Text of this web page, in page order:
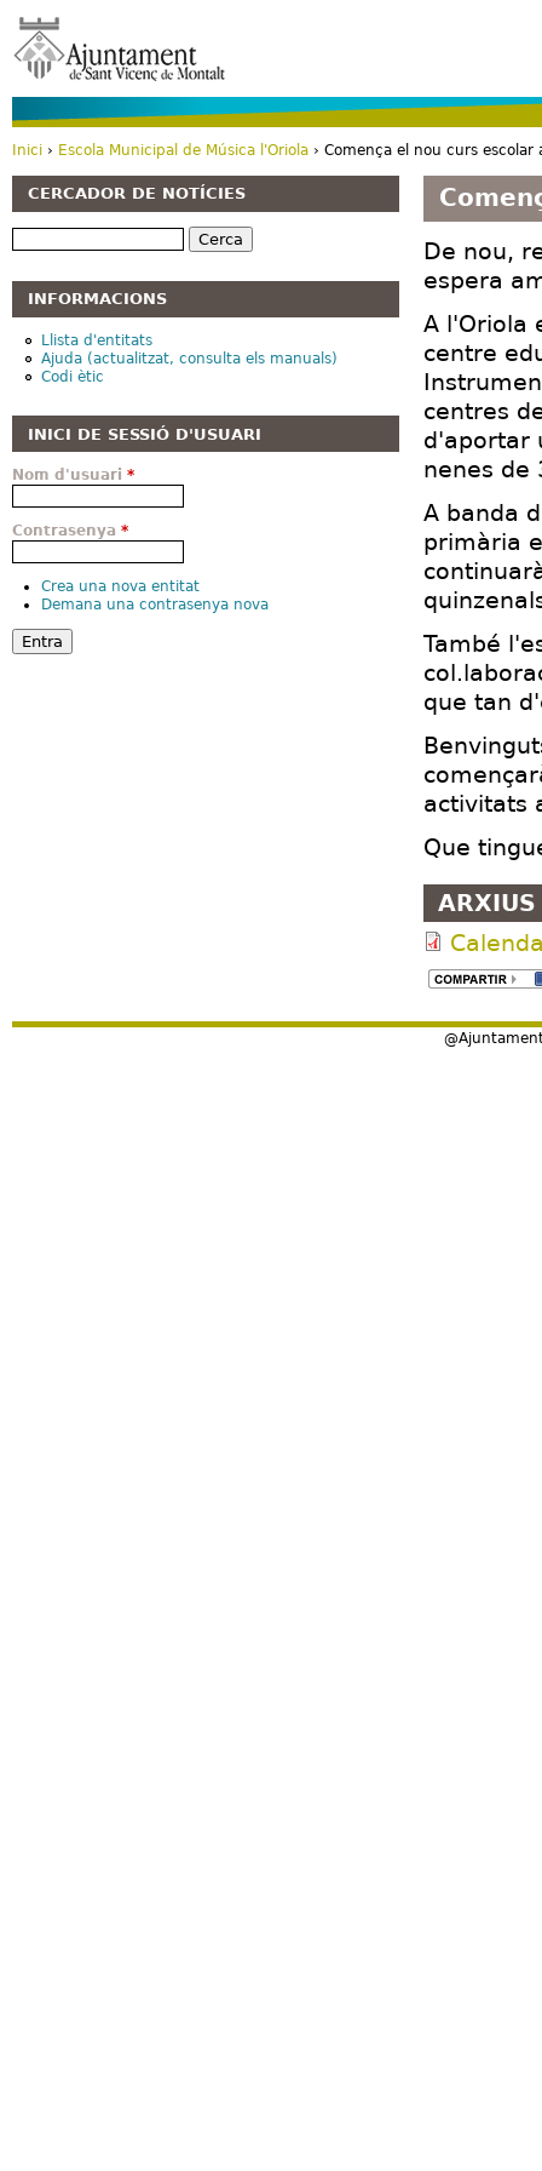
De nou,
espera
A l'Oriola
centre
centres
d'aportar
nenes de
A banda
primària
També
que tan
activitats
Que
Esteu aquí
Inici › Escola Municipal de Música l'Oriola › Comença el nou curs escolar
CERCADOR DE NOTÍCIES
Cerca
INFORMACIONS
Llista d'entitats
Ajuda (actualitzat, consulta els manuals)
Codi ètic
INICI DE SESSIÓ D'USUARI
Nom d'usuari *
Contrasenya *
Crea una nova entitat
Demana una contrasenya nova